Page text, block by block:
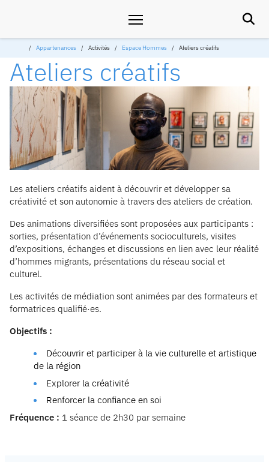

Appartenances Activités Espace Hommes Ateliers créatifs
Ateliers créatifs
Les ateliers créatifs aident à découvrir et développer sa
créativité et son autonomie à travers des ateliers de création.
Des animations diversifiées sont proposées aux participants :
sorties, présentation d’événements socioculturels, visites
d’expositions, échanges et discussions en lien avec leur réalité
d’hommes migrants, présentations du réseau social et
culturel.
Les activités de médiation sont animées par des formateurs et
formatrices qualifié·es.
Objectifs :
Découvrir et participer à la vie culturelle et artistique
de la région
Explorer la créativité
Renforcer la confiance en soi
Fréquence : 1 séance de 2h30 par semaine